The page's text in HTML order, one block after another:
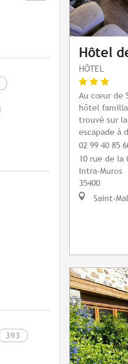
393
Hôtel
HÔTEL
Au cœur de
hôtel
trouvé sur
escapade à
02 99 40 85
10 rue de la
Intra-Muros
35400
Saint-